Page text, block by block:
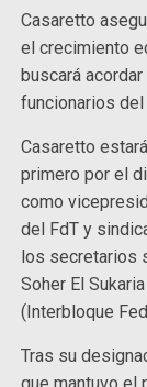
Casaretto
el crecimiento
buscará
funcionarios
Casaretto
primero por el
como
del FdT y
los secretarios
Soher El
(Interbloque
Tras su
que mantuvo el